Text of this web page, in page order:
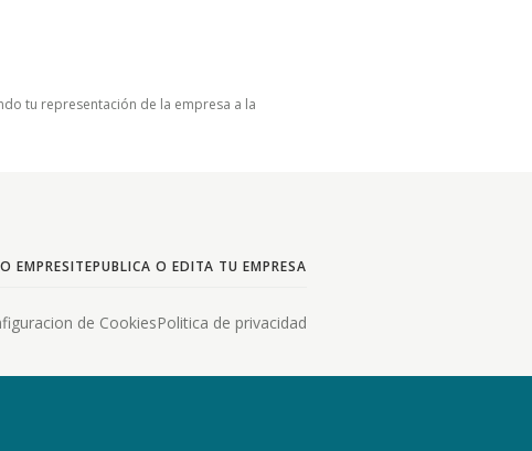
tu representación de la empresa a la
EMPRESITEPUBLICA O EDITA TU EMPRESA
de CookiesPolitica de privacidad